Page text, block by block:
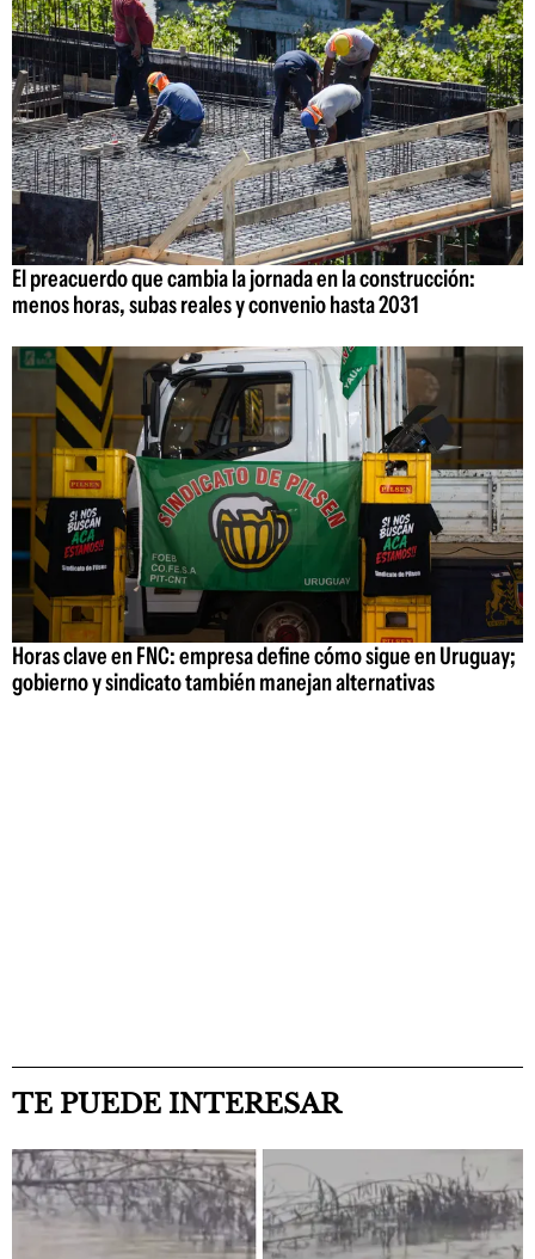
El preacuerdo que cambia la jornada en la construcción:
menos horas, subas reales y convenio hasta 2031
Horas clave en FNC: empresa define cómo sigue en Uruguay;
gobierno y sindicato también manejan alternativas
TE PUEDE INTERESAR